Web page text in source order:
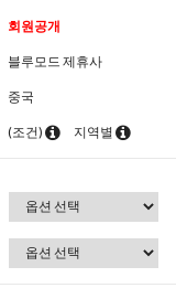
회원공개
블루모드 제휴사
중국
(조건) 지역별